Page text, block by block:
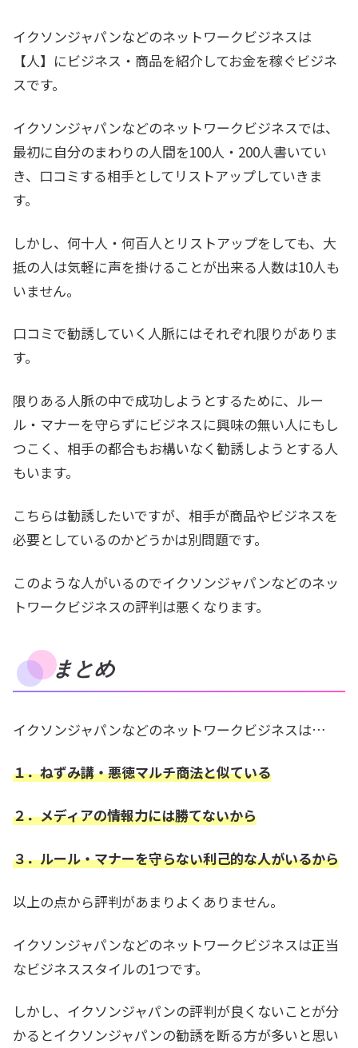
イクソンジャパンなどのネットワークビジネスは
【人】にビジネス・商品を紹介してお金を稼ぐビジネ
スです。
イクソンジャパンなどのネットワークビジネスでは、
最初に自分のまわりの人間を100人・200人書いてい
き、口コミする相手としてリストアップしていきま
す。
しかし、何十人・何百人とリストアップをしても、大
抵の人は気軽に声を掛けることが出来る人数は10人も
いません。
口コミで勧誘していく人脈にはそれぞれ限りがありま
す。
限りある人脈の中で成功しようとするために、ルー
ル・マナーを守らずにビジネスに興味の無い人にもし
つこく、相手の都合もお構いなく勧誘しようとする人
もいます。
こちらは勧誘したいですが、相手が商品やビジネスを
必要としているのかどうかは別問題です。
このような人がいるのでイクソンジャパンなどのネッ
トワークビジネスの評判は悪くなります。
まとめ
イクソンジャパンなどのネットワークビジネスは…
１．ねずみ講・悪徳マルチ商法と似ている
２．メディアの情報力には勝てないから
３．ルール・マナーを守らない利己的な人がいるから
以上の点から評判があまりよくありません。
イクソンジャパンなどのネットワークビジネスは正当
なビジネススタイルの1つです。
しかし、イクソンジャパンの評判が良くないことが分
かるとイクソンジャパンの勧誘を断る方が多いと思い